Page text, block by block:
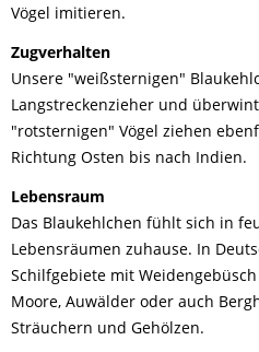
Vögel imitieren.
Zugverhalten
Unsere "weißsternigen"
Langstreckenzieher und
"rotsternigen" Vögel ziehen
Richtung Osten bis nach Indien.
Lebensraum
Das Blaukehlchen fühlt sich in
Lebensräumen zuhause. In
Schilfgebiete mit
Moore, Auwälder oder auch
Sträuchern und Gehölzen.